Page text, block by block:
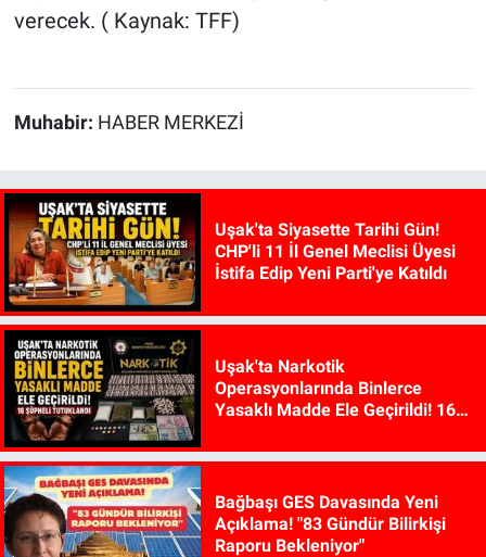
verecek. ( Kaynak: TFF)
Muhabir: HABER MERKEZİ
Uşak'ta Siyasette Tarihi Gün!
CHP'li 11 İl Genel Meclisi Üyesi
İstifa Edip Yeni Parti'ye Katıldı
Uşak'ta Narkotik
Operasyonlarında Binlerce
Yasaklı Madde Ele Geçirildi! 16
Bağbaşı GES Davasında Yeni
Açıklama! "83 Gündür Bilirkişi
Raporu Bekleniyor"